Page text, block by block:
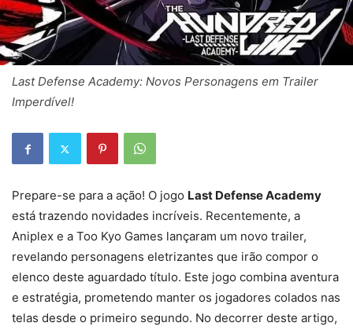
Last Defense Academy: Novos Personagens em Trailer
Imperdível!
Prepare-se para a ação! O jogo Last Defense Academy
está trazendo novidades incríveis. Recentemente, a
Aniplex e a Too Kyo Games lançaram um novo trailer,
revelando personagens eletrizantes que irão compor o
elenco deste aguardado título. Este jogo combina aventura
e estratégia, prometendo manter os jogadores colados nas
telas desde o primeiro segundo. No decorrer deste artigo,